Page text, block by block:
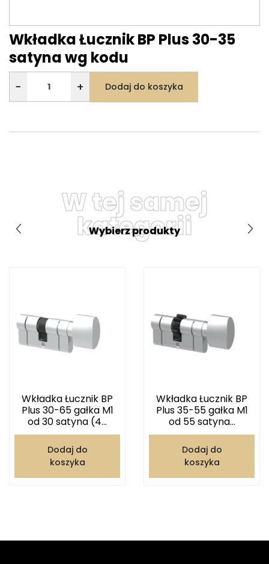
Wkładka Łucznik BP Plus 30-35
satyna wg kodu
− + Dodaj do koszyka
W tej samej
kategorii
Wybierz produkty
Wkładka Łucznik BP
Plus 30-65 gałka M1
od 30 satyna (4...
Dodaj do
koszyka
Wkładka Łucznik BP
Plus 35-55 gałka M1
od 55 satyna...
Dodaj do
koszyka